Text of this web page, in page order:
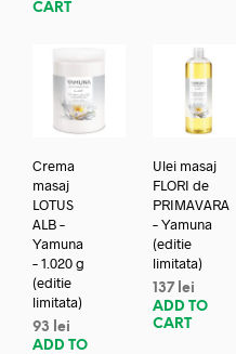
CART
Crema
masaj
LOTUS
ALB –
Yamuna
– 1.020 g
(editie
limitata)
93
lei
ADD TO
Ulei masaj
FLORI de
PRIMAVARA
– Yamuna
(editie
limitata)
137 lei
ADD TO
CART